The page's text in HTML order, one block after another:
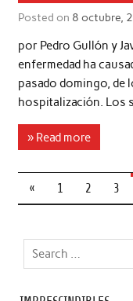
Posted on 8 octubre,
por Pedro Gullón y
enfermedad ha
pasado domingo, de
hospitalización. Los
» Read more
« 1 2 3